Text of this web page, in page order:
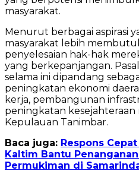
masyarakat.
Menurut berbagai aspirasi
masyarakat lebih
penyelesaian hak-hak
yang berkepanjangan.
selama ini dipandang
peningkatan ekonomi
kerja, pembangunan
peningkatan kesejahteraan
Kepulauan Tanimbar.
Baca juga: Respons
Kaltim Bantu
Permukiman di